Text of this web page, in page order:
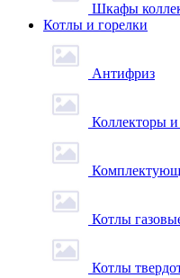
Шкафы
Котлы и горелки
Антифриз
Коллекторы и
Котлы
Котлы